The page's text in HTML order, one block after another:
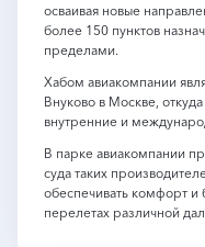
осваивая новые
более 150 пунктов
пределами.
Хабом авиакомпании
Внуково в Москве,
внутренние и
В парке авиакомпании
суда таких
обеспечивать комфорт и
перелетах различной